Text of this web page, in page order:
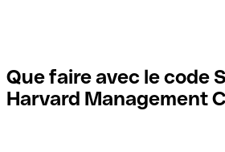
Que faire avec le code
Harvard Management